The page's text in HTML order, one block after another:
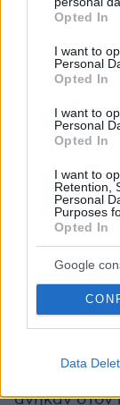
grant or deny
use your data
consent section.
Opted In
I want to
Personal
Opted In
I want to
Personal
Opted In
I want to
Retention,
Personal
Purposes
Opted In
Google
Data
Κατερίνας
Ο αριθμός
περίπτωση
βουλευτές
του δύναμη,
απώλεια της
πολιτικούς
Σπάει η
Παράλληλα,
μυημένους
το κείμενο
ανήκαν